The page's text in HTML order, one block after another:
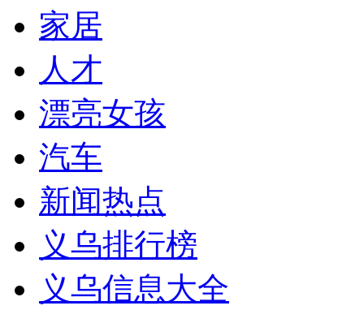
家居
人才
漂亮女孩
汽车
新闻热点
义乌排行榜
义乌信息大全